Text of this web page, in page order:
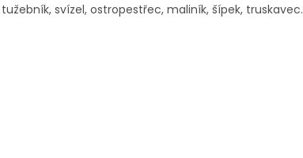
tužebník, svízel, ostropestřec, maliník, šípek, truskavec.